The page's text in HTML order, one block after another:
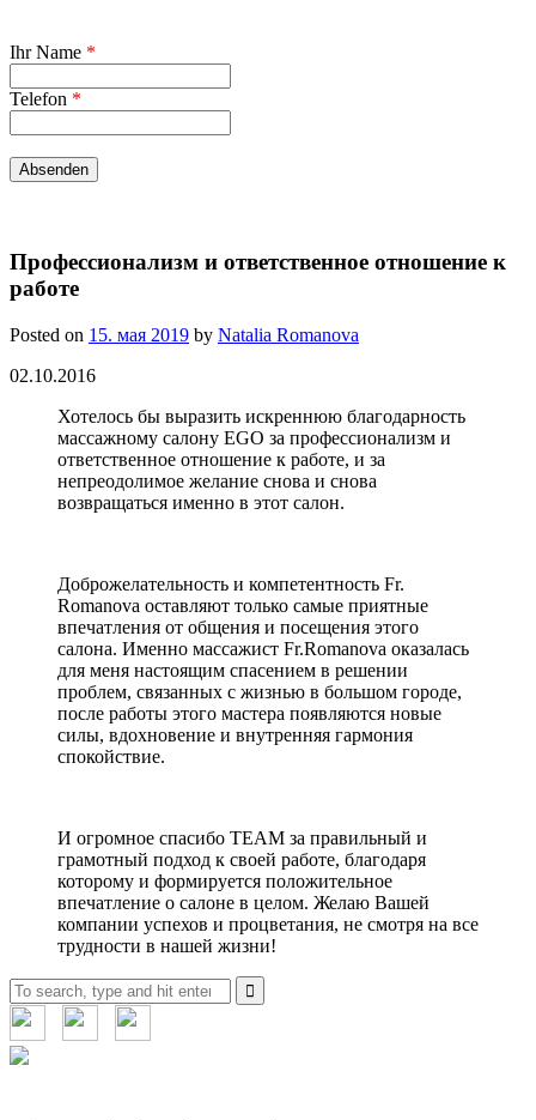
Ihr Name *
Telefon *
Профессионализм и ответственное отношение к
работе
Posted on 15. мая 2019 by Natalia Romanova
02.10.2016
Хотелось бы выразить искреннюю благодарность
массажному салону EGO за профессионализм и
ответственное отношение к работе, и за
непреодолимое желание снова и снова
возвращаться именно в этот салон.
Доброжелательность и компетентность Fr.
Romanova оставляют только самые приятные
впечатления от общения и посещения этого
салона. Именно массажист Fr.Romanova оказалась
для меня настоящим спасением в решении
проблем, связанных с жизнью в большом городе,
после работы этого мастера появляются новые
силы, вдохновение и внутренняя гармония
спокойствие.
И огромное спасибо TEAM за правильный и
грамотный подход к своей работе, благодаря
которому и формируется положительное
впечатление о салоне в целом. Желаю Вашей
компании успехов и процветания, не смотря на все
трудности в нашей жизни!
Search
for: